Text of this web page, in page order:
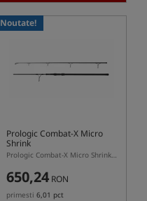
Noutate!
Prologic Combat-X Micro
Shrink
Prologic Combat-X Micro Shrink – lansetă compactă pentru crap cu coadă telescopică
650,24 RON
primesti 6,01 pct